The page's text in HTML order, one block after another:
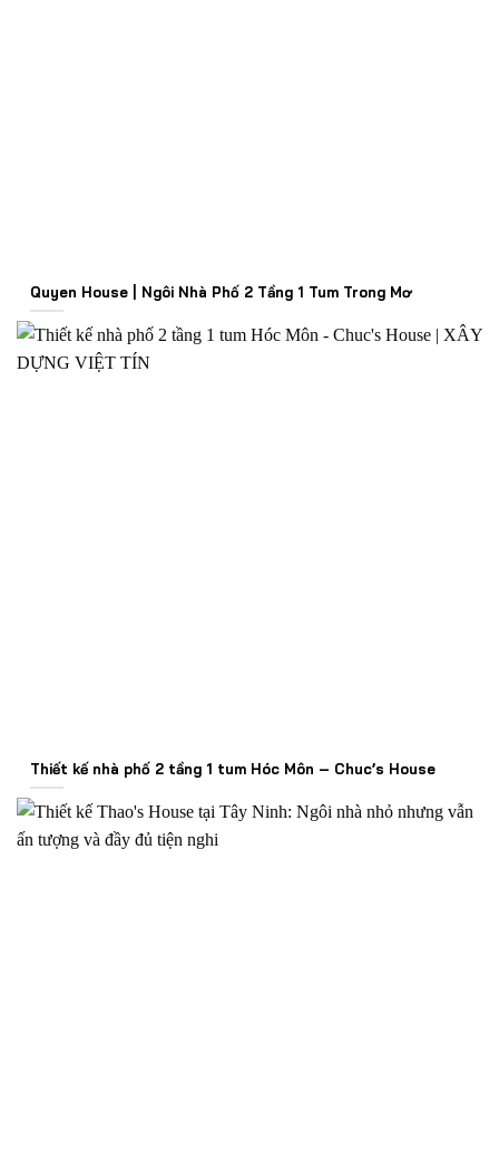
Quyen House | Ngôi Nhà Phố 2 Tầng 1 Tum Trong Mơ
Thiết kế nhà phố 2 tầng 1 tum Hóc Môn – Chuc’s House